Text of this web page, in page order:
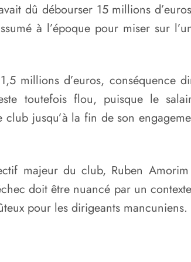
dû débourser 15 millions
à l’époque pour miser sur
millions d’euros, conséquence
toutefois flou, puisque le
jusqu’à la fin de son
majeur du club, Ruben
doit être nuancé par un
pour les dirigeants mancuniens.